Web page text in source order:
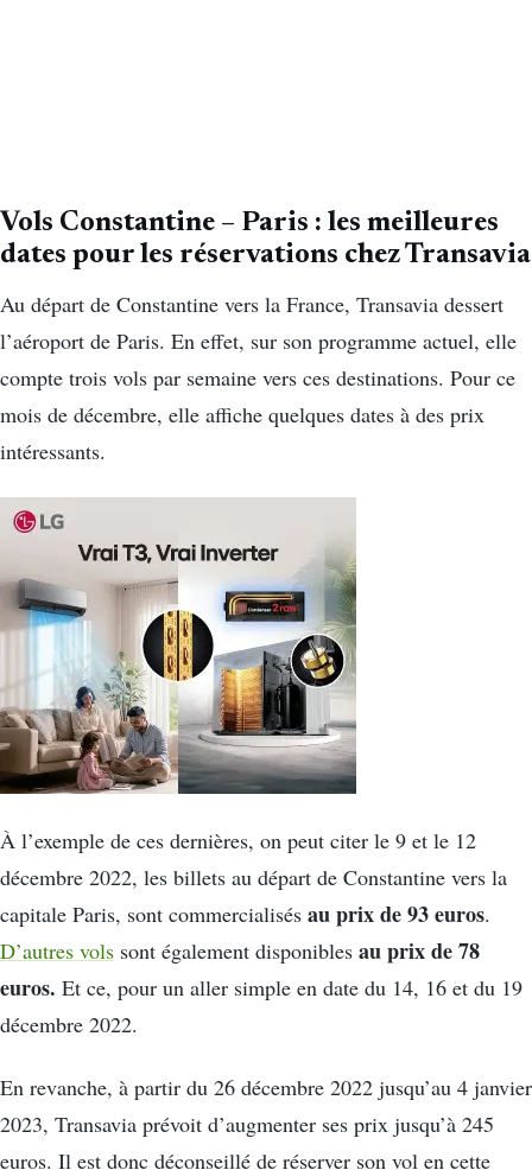
Vols Constantine – Paris : les meilleures
dates pour les réservations chez Transavia
Au départ de Constantine vers la France, Transavia dessert
l’aéroport de Paris. En effet, sur son programme actuel, elle
compte trois vols par semaine vers ces destinations. Pour ce
mois de décembre, elle affiche quelques dates à des prix
intéressants.
À l’exemple de ces dernières, on peut citer le 9 et le 12
décembre 2022, les billets au départ de Constantine vers la
capitale Paris, sont commercialisés au prix de 93 euros.
D’autres vols sont également disponibles au prix de 78
euros. Et ce, pour un aller simple en date du 14, 16 et du 19
décembre 2022.
En revanche, à partir du 26 décembre 2022 jusqu’au 4 janvier
2023, Transavia prévoit d’augmenter ses prix jusqu’à 245
euros. Il est donc déconseillé de réserver son vol en cette